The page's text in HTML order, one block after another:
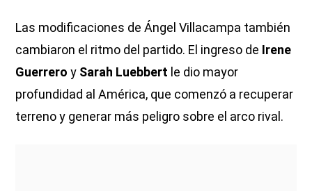
Las modificaciones de Ángel Villacampa también
cambiaron el ritmo del partido. El ingreso de Irene
Guerrero y Sarah Luebbert le dio mayor
profundidad al América, que comenzó a recuperar
terreno y generar más peligro sobre el arco rival.